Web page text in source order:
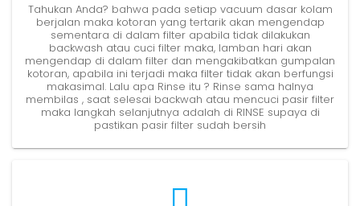
Tahukan Anda? bahwa pada setiap vacuum dasar kolam
berjalan maka kotoran yang tertarik akan mengendap
sementara di dalam filter apabila tidak dilakukan
backwash atau cuci filter maka, lamban hari akan
mengendap di dalam filter dan mengakibatkan gumpalan
kotoran, apabila ini terjadi maka filter tidak akan berfungsi
makasimal. Lalu apa Rinse itu ? Rinse sama halnya
membilas , saat selesai backwah atau mencuci pasir filter
maka langkah selanjutnya adalah di RINSE supaya di
pastikan pasir filter sudah bersih